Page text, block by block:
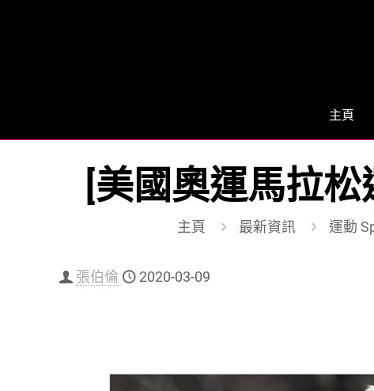
主頁
[美國奧運馬拉
主頁 最新資訊 運動
張伯倫 2020-03-09